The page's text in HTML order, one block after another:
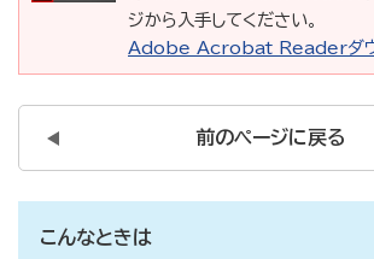
ジから入手してください。
Adobe Acrobat Readerダウ
前のページに戻る
こんなときは